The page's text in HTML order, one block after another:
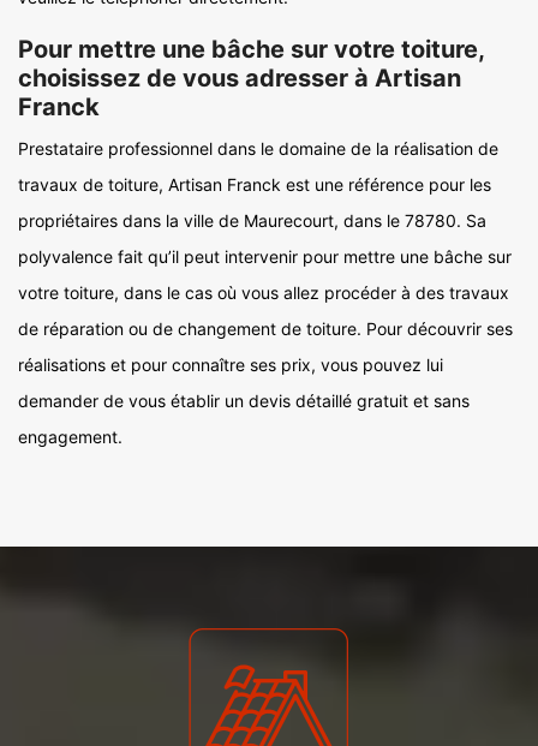
Pour mettre une bâche sur votre toiture,
choisissez de vous adresser à Artisan
Franck
Prestataire professionnel dans le domaine de la réalisation de
travaux de toiture, Artisan Franck est une référence pour les
propriétaires dans la ville de Maurecourt, dans le 78780. Sa
polyvalence fait qu’il peut intervenir pour mettre une bâche sur
votre toiture, dans le cas où vous allez procéder à des travaux
de réparation ou de changement de toiture. Pour découvrir ses
réalisations et pour connaître ses prix, vous pouvez lui
demander de vous établir un devis détaillé gratuit et sans
engagement.